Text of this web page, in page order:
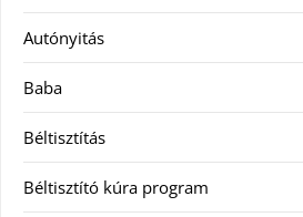
Autónyitás
Baba
Béltisztítás
Béltisztító kúra program